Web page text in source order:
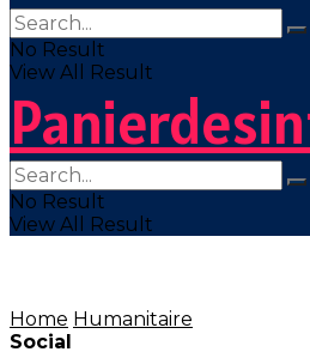
No Result
View All Result
No Result
View All Result
Home Humanitaire
Social